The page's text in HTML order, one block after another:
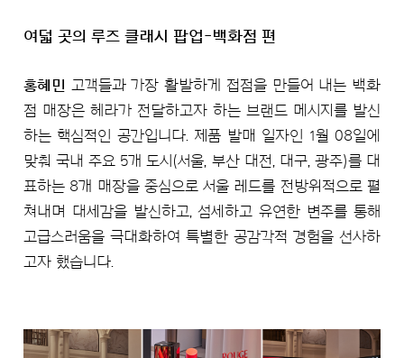
여덟 곳의 루즈 클래시 팝업-백화점 편
홍혜민
고객들과 가장 활발하게 접점을 만들어 내는 백화
점 매장은 헤라가 전달하고자 하는 브랜드 메시지를 발신
하는 핵심적인 공간입니다. 제품 발매 일자인 1월 08일에
맞춰 국내 주요 5개 도시(서울, 부산 대전, 대구, 광주)를 대
표하는 8개 매장을 중심으로 서울 레드를 전방위적으로 펼
쳐내며 대세감을 발신하고, 섬세하고 유연한 변주를 통해
고급스러움을 극대화하여 특별한 공감각적 경험을 선사하
고자 했습니다.